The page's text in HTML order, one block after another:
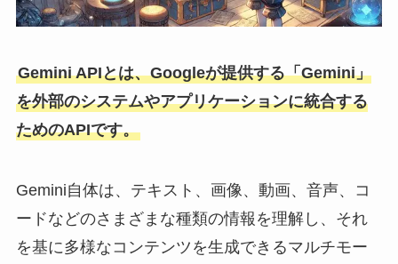
Gemini APIとは、Googleが提供する「Gemini」
を外部のシステムやアプリケーションに統合する
ためのAPIです。
Gemini自体は、テキスト、画像、動画、音声、コ
ードなどのさまざまな種類の情報を理解し、それ
を基に多様なコンテンツを生成できるマルチモー